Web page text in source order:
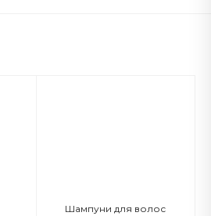
Шампуни для волос